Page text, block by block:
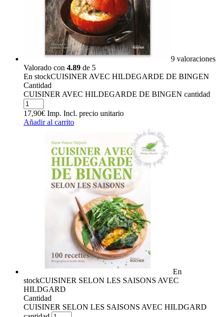
9 valoraciones
Valorado con 4.89 de 5
En stockCUISINER AVEC HILDEGARDE DE BINGEN
Cantidad
CUISINER AVEC HILDEGARDE DE BINGEN cantidad
17,90€ Imp. Incl. precio unitario
Añadir al carrito
En
stockCUISINER SELON LES SAISONS AVEC
HILDGARD
Cantidad
CUISINER SELON LES SAISONS AVEC HILDGARD